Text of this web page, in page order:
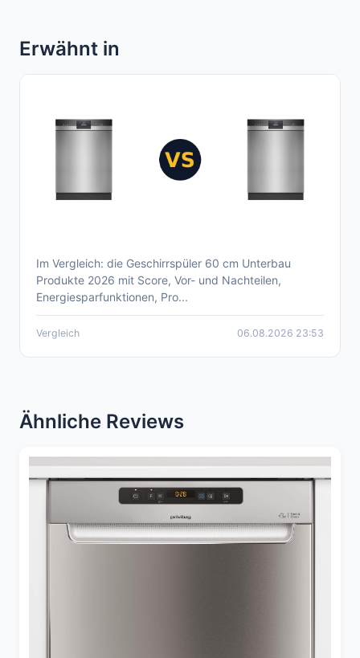
Erwähnt in
Aktueller Geschirrspüler 60 cm Unterbau
Produkte Vergleich 2026
Im Vergleich: die Geschirrspüler 60 cm Unterbau
Produkte 2026 mit Score, Vor- und Nachteilen,
Energiesparfunktionen, Pro...
Vergleich 06.08.2026 23:53
Ähnliche Reviews